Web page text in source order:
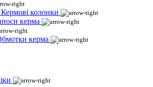
Кермові колонки
керма
керма